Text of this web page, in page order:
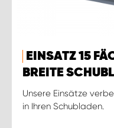
EINSATZ 15
BREITE
Unsere Einsätze
in Ihren Schubladen.